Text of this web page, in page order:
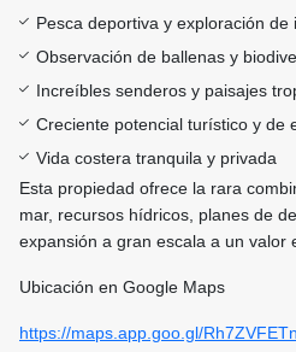
Pesca deportiva y exploración de
Observación de ballenas y
Increíbles senderos y paisajes
Creciente potencial turístico y de
Vida costera tranquila y privada
Esta propiedad ofrece la rara
mar, recursos hídricos, planes de
expansión a gran escala a un valor
Ubicación en Google Maps
https://maps.app.goo.gl/